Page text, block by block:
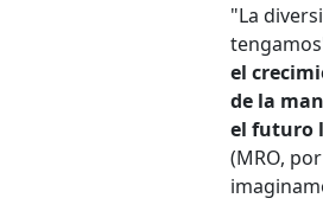
"La
el
de la
el futuro
(MRO,